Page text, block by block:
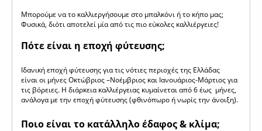
Mπορούμε να το καλλιεργήσουμε στο μπαλκόνι ή το κήπο μας;
Φυσικά, διότι αποτελεί μία από τις πιο εύκολες καλλιέργειες!
Πότε είναι η εποχή φύτευσης;
Ιδανική εποχή φύτευσης για τις νότιες περιοχές της Ελλάδας
είναι οι μήνες Οκτώβριος –Νοέμβριος και Ιανουάριος-Μάρτιος για
τις βόρειες. Η διάρκεια καλλιέργειας κυμαίνεται από 6 έως μήνες,
ανάλογα με την εποχή φύτευσης (φθινόπωρο ή νωρίς την άνοιξη).
Ποιο είναι το κατάλληλο έδαφος & κλίμα;